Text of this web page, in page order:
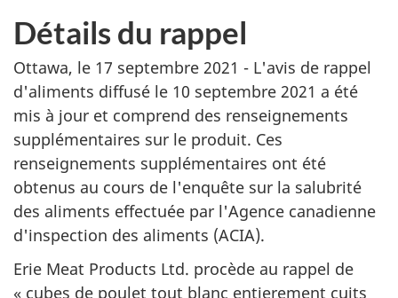
Détails du rappel
Ottawa, le 17 septembre 2021 - L'avis de rappel
d'aliments diffusé le 10 septembre 2021 a été
mis à jour et comprend des renseignements
supplémentaires sur le produit. Ces
renseignements supplémentaires ont été
obtenus au cours de l'enquête sur la salubrité
des aliments effectuée par l'Agence canadienne
d'inspection des aliments (ACIA).
Erie Meat Products Ltd. procède au rappel de
« cubes de poulet tout blanc entierement cuits